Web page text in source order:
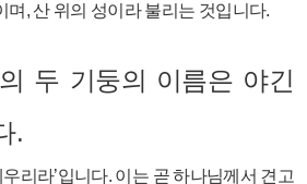
며, 산 위의 성이라 불리는 것입니다.
두 기둥의 이름은 야긴
.
우리라’입니다. 이는 곧 하나님께서 견고